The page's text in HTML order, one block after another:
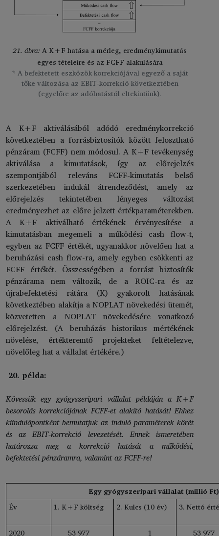
21. ábra: A K+F hatása a mérleg, eredménykimutatás
egyes tételeire és az FCFF alakulására
* A befektetett eszközök korrekciójával egyező a saját
tőke változása az EBIT-korrekció következtében
(egyelőre az adóhatástól eltekintünk).
A K+F aktiválásából adódó eredménykorrekció
következtében a forrásbiztosítók között felosztható
pénzáram (FCFF) nem módosul. A K+F tevékenység
aktiválása a kimutatások, így az előrejelzés
szempontjából releváns FCFF-kimutatás belső
szerkezetében indukál átrendeződést, amely az
előrejelzés tekintetében lényeges változást
eredményezhet az előre jelzett értékparaméterekben.
A K+F aktiválható értékének érvényesítése a
kimutatásban megemeli a működési cash flow-t,
egyben az FCFF értékét, ugyanakkor növelően hat a
beruházási cash flow-ra, amely egyben csökkenti az
FCFF értékét. Összességében a forrást biztosítók
pénzárama nem változik, de a ROIC-ra és az
újrabefektetési rátára (K) gyakorolt hatásának
következtében alakítja a NOPLAT növekedési ütemét,
közvetetten a NOPLAT növekedésére vonatkozó
előrejelzést. (A beruházás historikus mértékének
növelése, értékteremtő projekteket feltételezve,
növelőleg hat a vállalat értékére.)
20. példa:
Kövessük egy gyógyszeripari vállalat példáján a K+F
besorolás korrekciójának FCFF-et alakító hatását! Ehhez
kiindulópontként bemutatjuk az induló paraméterek körét
és az EBIT-korrekció levezetését. Ennek ismeretében
határozza meg a korrekció hatását a működési,
befektetési pénzáramra, valamint az FCFF-re!
Egy gyógyszeripari vállalat (millió Ft)
Év
1. K+F költség 2. Kulcs (10 év) 3. Nettó
2020 53 977 1 53 977